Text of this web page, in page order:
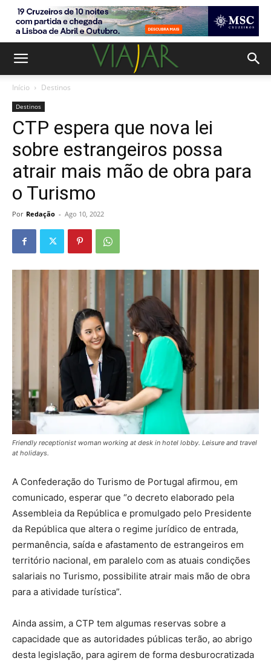
Início Destinos
Destinos
CTP espera que nova lei
sobre estrangeiros possa
atrair mais mão de obra para
o Turismo
Por Redação - Ago 10, 2022
Friendly receptionist woman working at desk in hotel lobby. Leisure and travel
at holidays.
A Confederação do Turismo de Portugal afirmou, em
comunicado, esperar que “o decreto elaborado pela
Assembleia da República e promulgado pelo Presidente
da República que altera o regime jurídico de entrada,
permanência, saída e afastamento de estrangeiros em
território nacional, em paralelo com as atuais condições
salariais no Turismo, possibilite atrair mais mão de obra
para a atividade turística”.
Ainda assim, a CTP tem algumas reservas sobre a
capacidade que as autoridades públicas terão, ao abrigo
desta legislação, para agirem de forma desburocratizada